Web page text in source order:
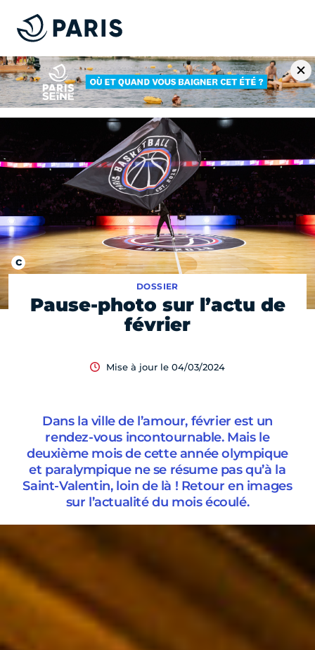
Pause-photo sur l’actu de
février
DOSSIER
Mise à jour le 04/03/2024
Dans la ville de l’amour, février est un
rendez-vous incontournable. Mais le
deuxième mois de cette année olympique
et paralympique ne se résume pas qu’à la
Saint-Valentin, loin de là ! Retour en images
sur l’actualité du mois écoulé.